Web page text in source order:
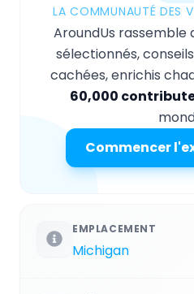
LA COMMUNAUTÉ DES
AroundUs rassemble
sélectionnés,
cachées, enrichis
60,000
Commencer
EMPLACEMENT
Michigan